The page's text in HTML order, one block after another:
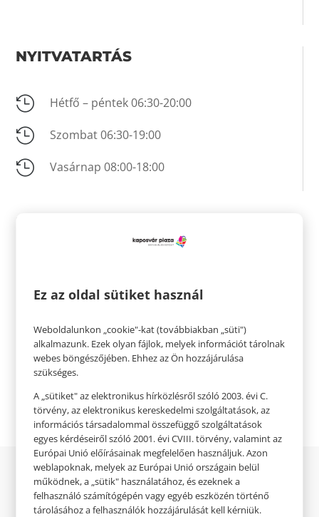
NYITVATARTÁS
 Hétfő – péntek 06:30-20:00
 Szombat 06:30-19:00
 Vasárnap 08:00-18:00
KAPCSOLAT
info@spar.hu
 Weboldal
Facebook
Az üzletről
Ez az oldal sütiket használ
Weboldalunkon „cookie"-kat (továbbiakban „süti")
alkalmazunk. Ezek olyan fájlok, melyek információt tárolnak
webes böngészőjében. Ehhez az Ön hozzájárulása
szükséges.
A „sütiket" az elektronikus hírközlésről szóló 2003. évi C.
törvény, az elektronikus kereskedelmi szolgáltatások, az
információs társadalommal összefüggő szolgáltatások
egyes kérdéseiről szóló 2001. évi CVIII. törvény, valamint az
Európai Unió előírásainak megfelelően használjuk. Azon
weblapoknak, melyek az Európai Unió országain belül
működnek, a „sütik" használatához, és ezeknek a
felhasználó számítógépén vagy egyéb eszközén történő
tárolásához a felhasználók hozzájárulását kell kérniük.